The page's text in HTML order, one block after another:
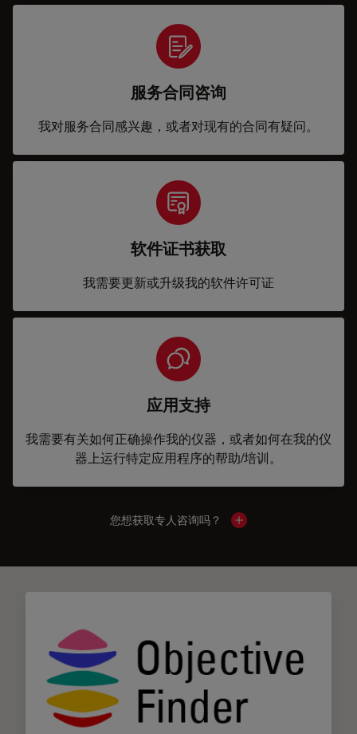
服务合同咨询
我对服务合同感兴趣，或者对现有的合同有疑问。
软件证书获取
我需要更新或升级我的软件许可证
应用支持
我需要有关如何正确操作我的仪器，或者如何在我的仪
器上运行特定应用程序的帮助/培训。
您想获取专人咨询吗？ Show local contacts